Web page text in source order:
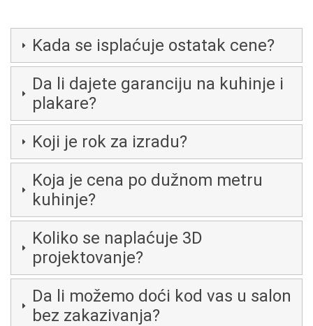
Kada se isplaćuje ostatak cene?
Da li dajete garanciju na kuhinje i
plakare?
Koji je rok za izradu?
Koja je cena po dužnom metru
kuhinje?
Koliko se naplaćuje 3D
projektovanje?
Da li možemo doći kod vas u salon
bez zakazivanja?